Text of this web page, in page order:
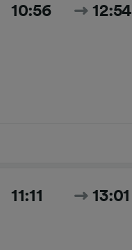
10:56 12:54
11:11 13:01